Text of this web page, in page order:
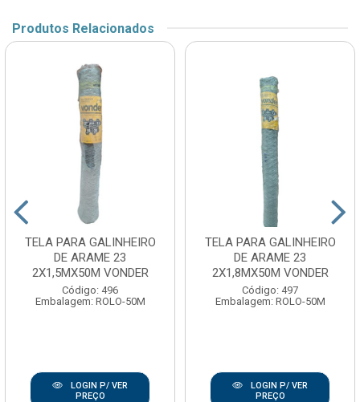
Produtos Relacionados
TELA PARA GALINHEIRO
DE ARAME 23
2X1,5MX50M VONDER
Código: 496
Embalagem: ROLO-50M
LOGIN P/ VER
PREÇO
TELA PARA GALINHEIRO
DE ARAME 23
2X1,8MX50M VONDER
Código: 497
Embalagem: ROLO-50M
LOGIN P/ VER
PREÇO